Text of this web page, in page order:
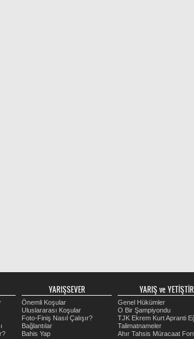
YARIŞSEVER
Önemli Koşular
Uluslararası Koşular
Foto-Finiş Nasıl Çalışır?
Bağlantılar
Bahis Yap
YARIŞ ve
Genel Hükümler
O Bir Şampiyondu
TJK Ekrem Kurt Apranti
Talimatnameler
Ahır Tahsis Müracaat